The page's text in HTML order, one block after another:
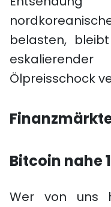
belasten,
Ölpreisschock
Bitcoin nahe
Wer von uns